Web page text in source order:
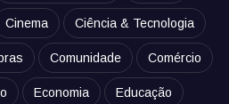
Cinema Ciência & Tecnologia
Comunidade Comércio
Economia Educação